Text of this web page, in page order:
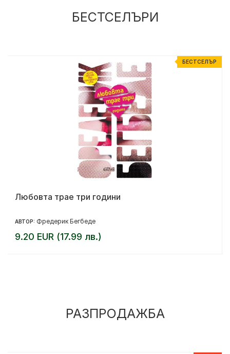
БЕСТСЕЛЪРИ
БЕСТСЕЛЪР
Любовта трае три години
АВТОР: Фредерик Бегбеде
9.20 EUR (17.99 лв.)
РАЗПРОДАЖБА